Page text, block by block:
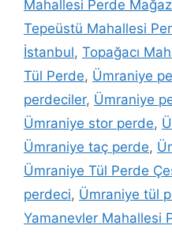
Mahallesi Perde
Tepeüstü Mahallesi
İstanbul, Topağacı
Tül Perde, Ümraniye
perdeciler, Ümraniye
Ümraniye stor perde,
Ümraniye taç perde,
Ümraniye Tül Perde
perdeci, Ümraniye tül
Yamanevler Mahallesi